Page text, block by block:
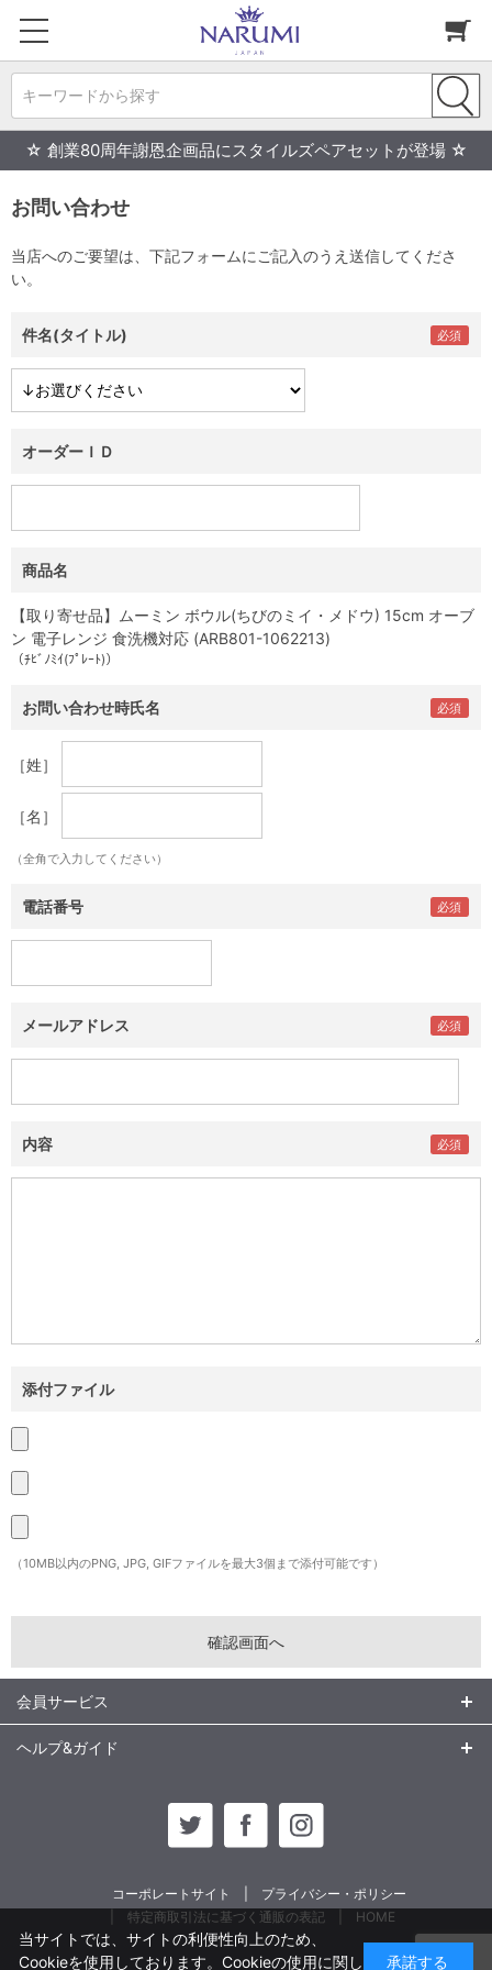
キーワードから探す
☆ 創業80周年謝恩企画品にスタイルズペアセットが登場 ☆
お問い合わせ
当店へのご要望は、下記フォームにご記入のうえ送信してくださ
い。
件名(タイトル)
オーダーＩＤ
商品名
【取り寄せ品】ムーミン ボウル(ちびのミイ・メドウ) 15cm オーブ
ン 電子レンジ 食洗機対応 (ARB801-1062213)
（ﾁﾋﾞﾉﾐｲ(ﾌﾟﾚｰﾄ)）
お問い合わせ時氏名
［姓］
［名］
（全角で入力してください）
電話番号
メールアドレス
内容
添付ファイル
（10MB以内のPNG, JPG, GIFファイルを最大3個まで添付可能です）
会員サービス
ヘルプ&ガイド
コーポレートサイト
プライバシー・ポリシー
特定商取引法に基づく通販の表記
HOME
当サイトでは、サイトの利便性向上のため、
Cookieを使用しております。Cookieの使用に関し
承諾する